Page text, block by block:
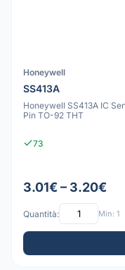
Honeywell
SS413A
Honeywell SS413A IC
Pin TO-92 THT
73
3.01€ – 3.20€
Quantità: Min: 1